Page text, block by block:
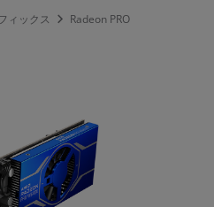
ィックス
Radeon PRO